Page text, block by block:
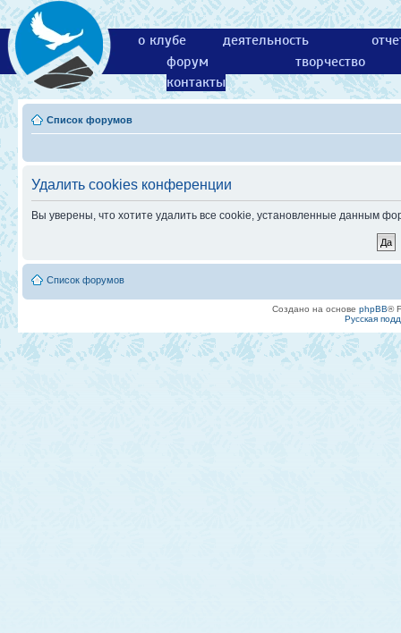
о клубе деятельность
форум
творчество
контакты
Список форумов
Удалить cookies конференции
Вы уверены, что хотите удалить все cookie, установленные данным
Список форумов
Создано на основе phpBB®
Русская